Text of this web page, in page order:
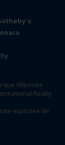
déposée
Realty
exploitée de